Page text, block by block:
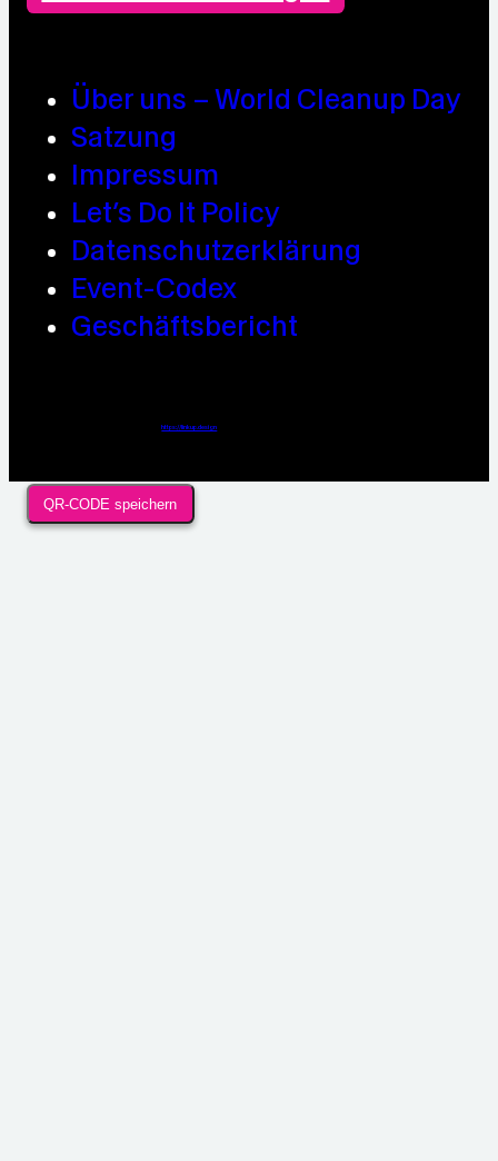
Über uns – World Cleanup Day
Satzung
Impressum
Let’s Do It Policy
Datenschutzerklärung
Event-Codex
Geschäftsbericht
https://linkup.design
QR-CODE speichern